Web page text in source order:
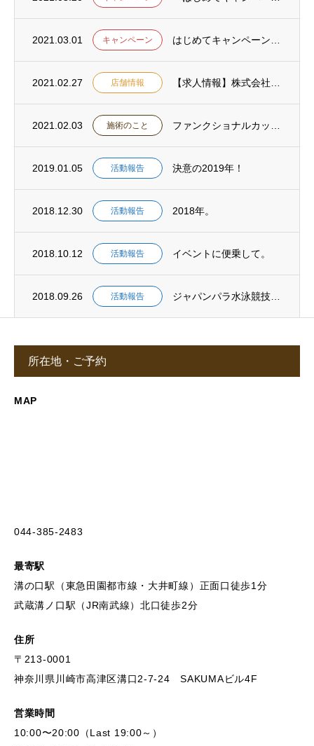
2021.03.01 キャンペーン
2021.02.27 店舗情報
2021.02.03 施術のこと
2019.01.05 活動報告 決意の2019年！
2018.12.30 活動報告 2018年。
2018.10.12 活動報告 イベントに便乗して。
2018.09.26 活動報告
所在地・ご予約
MAP
044-385-2483
最寄駅
溝の口駅（東急田園都市線・大井町線）正面口徒歩1分
武蔵溝ノ口駅（JR南武線）北口徒歩2分
住所
〒213-0001
神奈川県川崎市高津区溝口2-7-24 SAKUMAビル4F
営業時間
10:00〜20:00（Last 19:00～）